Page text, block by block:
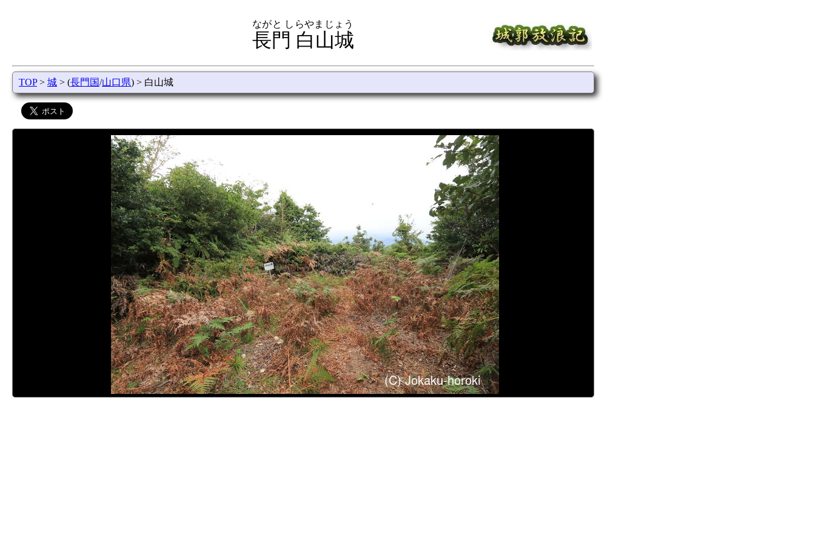
長門 白山城
ながと しらやまじょう
TOP> 城 > (長門国/山口県) > 白山城